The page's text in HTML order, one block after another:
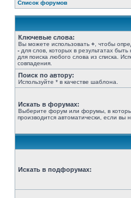
Список форумов
Ключевые слова:
Вы можете использовать + , чтобы
- для слов, которых в результатах
для поиска любого слова из списка.
совпадения.
Поиск по автору:
Используйте * в качестве шаблона.
Искать в форумах:
Выберите форум или форумы, в
производится автоматически, если
Искать в подфорумах: